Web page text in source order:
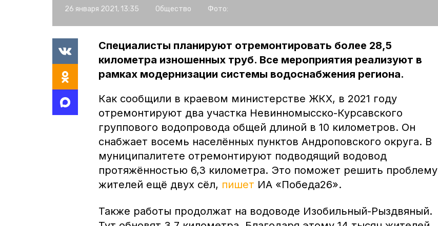
26 января 2021, 13:35 Общество Фото:
Специалисты планируют отремонтировать более 28,5
километра изношенных труб. Все мероприятия реализуют в
рамках модернизации системы водоснабжения региона.
Как сообщили в краевом министерстве ЖКХ, в 2021 году
отремонтируют два участка Невинномысско-Курсавского
группового водопровода общей длиной в 10 километров. Он
снабжает восемь населённых пунктов Андроповского округа. В
муниципалитете отремонтируют подводящий водовод
протяжённостью 6,3 километра. Это поможет решить проблему
жителей ещё двух сёл, пишет ИА «Победа26».
Также работы продолжат на водоводе Изобильный-Рыздвяный.